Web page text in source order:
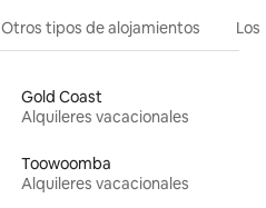
Otros tipos de alojamientos
Gold Coast
Alquileres vacacionales
Toowoomba
Alquileres vacacionales